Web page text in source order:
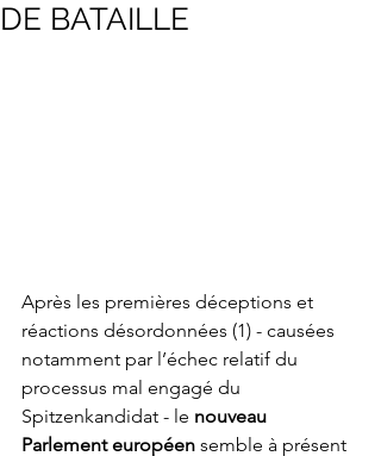
DE BATAILLE
Après les premières déceptions et
réactions désordonnées (1) - causées
notamment par l’échec relatif du
processus mal engagé du
Spitzenkandidat - le nouveau
Parlement européen semble à présent